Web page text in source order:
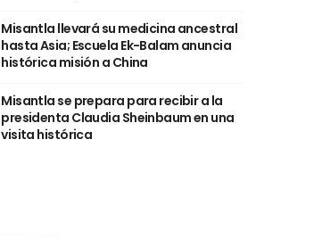
Misantla llevará su medicina ancestral
hasta Asia; Escuela Ek-Balam anuncia
histórica misión a China
Misantla se prepara para recibir a la
presidenta Claudia Sheinbaum en una
visita histórica